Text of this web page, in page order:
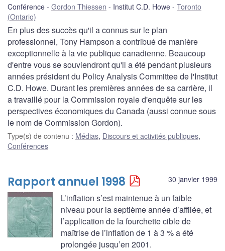
Conférence Gordon Thiessen Institut C.D. Howe
Toronto
(Ontario)
En plus des succès qu'il a connus sur le plan
professionnel, Tony Hampson a contribué de manière
exceptionnelle à la vie publique canadienne. Beaucoup
d'entre vous se souviendront qu'il a été pendant plusieurs
années président du Policy Analysis Committee de l'Institut
C.D. Howe. Durant les premières années de sa carrière, il
a travaillé pour la Commission royale d'enquête sur les
perspectives économiques du Canada (aussi connue sous
le nom de Commission Gordon).
Type(s) de contenu : Médias, Discours et activités publiques,
Conférences
30 janvier 1999
Rapport annuel 1998
L’inflation s’est maintenue à un faible
niveau pour la septième année d’affilée, et
l’application de la fourchette cible de
maîtrise de l’inflation de 1 à 3 % a été
prolongée jusqu’en 2001.